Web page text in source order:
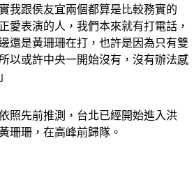
我跟侯友宜兩個都算是比較務實的
愛表演的人，我們本來就有打電話，
還是黃珊珊在打，也許是因為只有雙
以或許中央一開始沒有，沒有辦法感
照先前推測，台北已經開始進入洪
珊珊，在高峰前歸隊。